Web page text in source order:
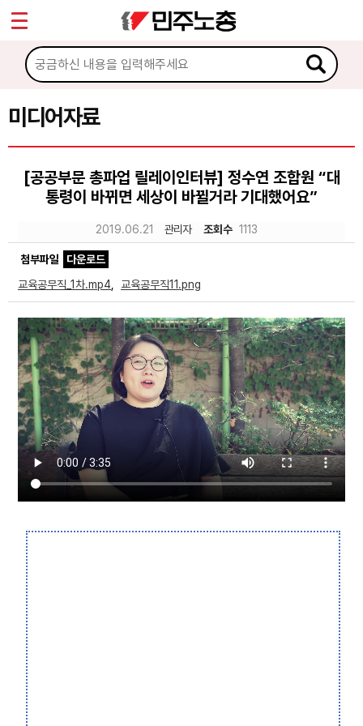
미디어자료
[공공부문 총파업 릴레이인터뷰] 정수연 조합원 “대
통령이 바뀌면 세상이 바뀔거라 기대했어요”
2019.06.21 관리자 조회수 1113
첨부파일
다운로드
교육공무직_1차.mp4
교육공무직11.png
마이페이지
소개
소식
문서자료
이미지자료
카드뉴스
부설기관
업무
Sketchbook5, 스케치북5
Sketchbook5, 스케치북5